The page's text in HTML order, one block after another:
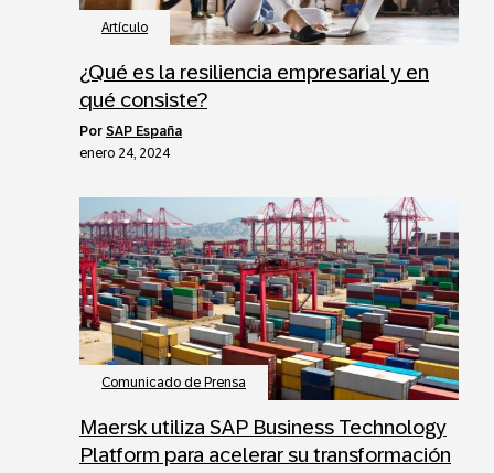
Artículo
¿Qué es la resiliencia empresarial y en
qué consiste?
por SAP España
enero 24, 2024
Comunicado de Prensa
Maersk utiliza SAP Business Technology
Platform para acelerar su transformación